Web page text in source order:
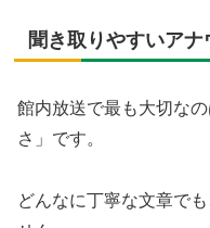
聞き取りやすいア
館内放送で最も大切な
さ」です。
どんなに丁寧な文章で